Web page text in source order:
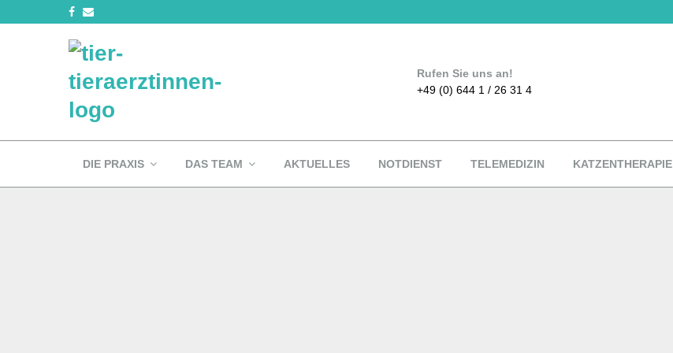
Rufen Sie uns an!
+49 (0) 644 1 / 26 31 4
DIE PRAXIS DAS TEAM AKTUELLES NOTDIENST TELEMEDIZIN KATZENTHERAPIE